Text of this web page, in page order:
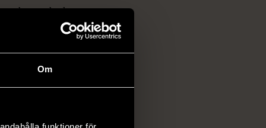
Om
ett brett utbud av
kläder och möbler
elektronik i våra
föremål som
vanliga butiker.